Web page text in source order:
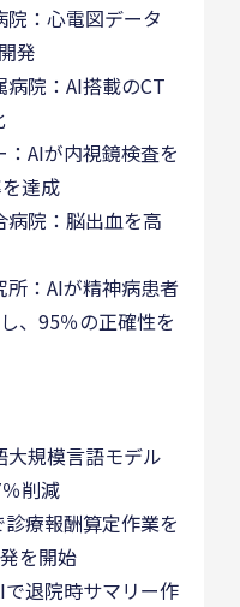
：心電図データ
発
院：AI搭載のCT
AIが内視鏡検査を
達成
院：脳出血を高
：AIが精神病患者
、95％の正確性を
規模言語モデル
削減
療報酬算定作業を
を開始
退院時サマリー作